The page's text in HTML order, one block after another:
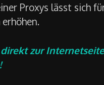
Proxys lässt sich
zur